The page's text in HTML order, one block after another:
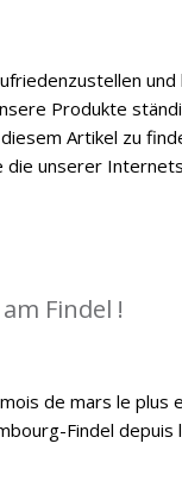
und
Produkte
Artikel zu
die unserer
Findel !
de mars le plus
Findel depuis